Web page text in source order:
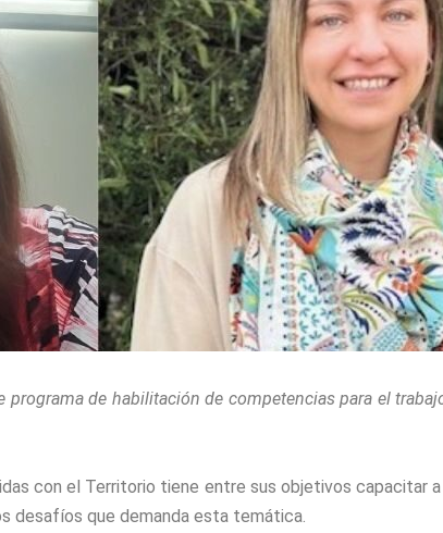
de habilitación de competencias para el
con el Territorio tiene entre sus objetivos capacitar
desafíos que demanda esta temática.